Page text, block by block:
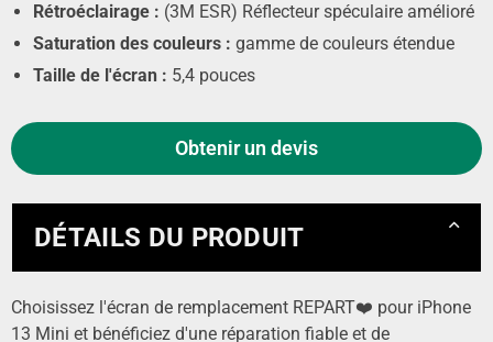
Rétroéclairage : (3M ESR) Réflecteur spéculaire amélioré
Saturation des couleurs : gamme de couleurs étendue
Taille de l'écran : 5,4 pouces
Obtenir un devis
DÉTAILS DU PRODUIT
Choisissez l'écran de remplacement REPART❤️ pour iPhone
13 Mini et bénéficiez d'une réparation fiable et de